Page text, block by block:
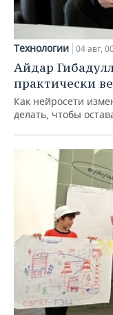
Технологии 04 авг,
Айдар
практически
Как нейросети
делать, чтобы